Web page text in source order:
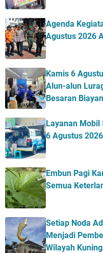
Agenda
Agustus 2026
Kamis 6
Alun-alun
Besaran
Layanan Mobil
6 Agustus
Embun Pagi
Semua
Setiap Noda
Menjadi
Wilayah